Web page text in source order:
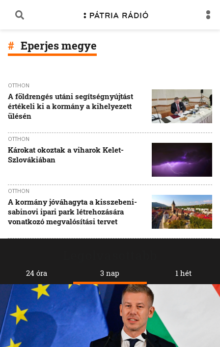
Eperjes megye
OTTHON
A földrengés utáni segítségnyújtást
értékeli ki a kormány a kihelyezett
ülésén
OTTHON
Károkat okoztak a viharok Kelet-
Szlovákiában
OTTHON
A kormány jóváhagyta a kisszebeni-
sabinovi ipari park létrehozására
vonatkozó megvalósítási tervet
24 óra 3 nap 1 hét